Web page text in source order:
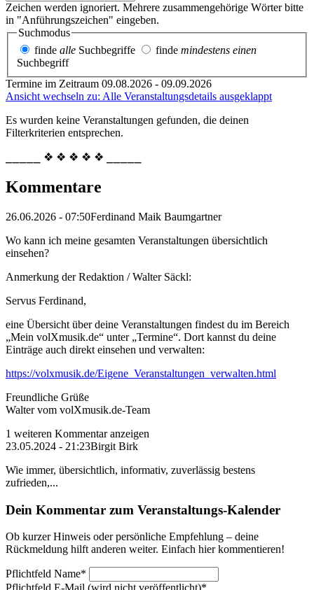
Zeichen werden ignoriert. Mehrere zusammengehörige Wörter bitte
in "Anführungszeichen" eingeben.
Suchmodus
finde alle Suchbegriffe finde mindestens einen
Suchbegriff
Termine im Zeitraum 09.08.2026 - 09.09.2026
Ansicht wechseln zu: Alle Veranstaltungsdetails ausgeklappt
Es wurden keine Veranstaltungen gefunden, die deinen
Filterkriterien entsprechen.
⎯⎯⎯⎯⎯ ❖ ❖ ❖ ❖ ❖ ⎯⎯⎯⎯⎯
Kommentare
26.06.2026 - 07:50Ferdinand Maik Baumgartner
Wo kann ich meine gesamten Veranstaltungen übersichtlich
einsehen?
Anmerkung der Redaktion /Walter Säckl:
Servus Ferdinand,
eine Übersicht über deine Veranstaltungen findest du im Bereich
„Mein volXmusik.de“ unter „Termine“. Dort kannst du deine
Einträge auch direkt einsehen und verwalten:
https://volxmusik.de/Eigene_Veranstaltungen_verwalten.html
Freundliche Grüße
Walter vom volXmusik.de-Team
1 weiteren Kommentar anzeigen
23.05.2024 - 21:23Birgit Birk
Wie immer, übersichtlich, informativ, zuverlässig bestens
zufrieden,...
Dein Kommentar zum Veranstaltungs-Kalender
Ob kurzer Hinweis oder persönliche Empfehlung – deine
Rückmeldung hilft anderen weiter. Einfach hier kommentieren!
Pflichtfeld Name*